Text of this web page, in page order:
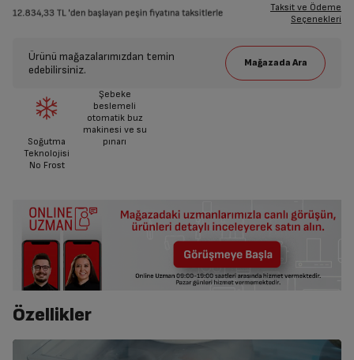
Taksit ve Ödeme
Seçenekleri
Ürünü mağazalarımızdan temin
edebilirsiniz.
Soğutma
Teknolojisi
No Frost
Şebeke
beslemeli
otomatik buz
makinesi ve su
pınarı
Özellikler